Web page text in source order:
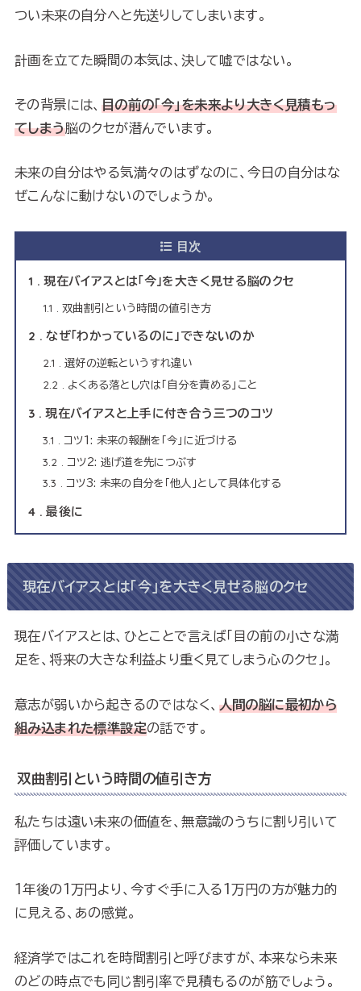
つい未来の自分へと先送りしてしまいます。
計画を立てた瞬間の本気は、決して嘘ではない。
その背景には、 目の前の「今」を未来より大きく見積もっ
てしまう脳のクセが潜んでいます。
未来の自分はやる気満々のはずなのに、今日の自分はな
ぜこんなに動けないのでしょうか。
目次
1 現在バイアスとは「今」を大きく見せる脳のクセ
1.1 双曲割引という時間の値引き方
2 なぜ「わかっているのに」できないのか
2.1 選好の逆転というすれ違い
2.2 よくある落とし穴は「自分を責める」こと
3 現在バイアスと上手に付き合う三つのコツ
3.1 コツ1: 未来の報酬を「今」に近づける
3.2 コツ2: 逃げ道を先につぶす
3.3 コツ3: 未来の自分を「他人」として具体化する
4 最後に
現在バイアスとは「今」を大きく見せる脳のクセ
現在バイアスとは、ひとことで言えば「目の前の小さな満
足を、将来の大きな利益より重く見てしまう心のクセ」。
意志が弱いから起きるのではなく、 人間の脳に最初から
組み込まれた標準設定の話です。
双曲割引という時間の値引き方
私たちは遠い未来の価値を、無意識のうちに割り引いて
評価しています。
1年後の1万円より、今すぐ手に入る1万円の方が魅力的
に見える、あの感覚。
経済学ではこれを時間割引と呼びますが、本来なら未来
のどの時点でも同じ割引率で見積もるのが筋でしょう。